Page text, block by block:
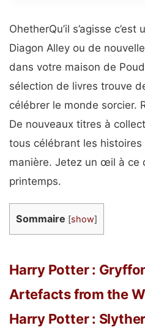
OhetherQu’il s’agisse c’est
Diagon Alley ou de
dans votre maison de
sélection de livres trouve
célébrer le monde sorcier.
De nouveaux titres à
tous célébrant les
manière. Jetez un œil à ce
printemps.
Sommaire [show]
Harry Potter :
Artefacts from the
Harry Potter :